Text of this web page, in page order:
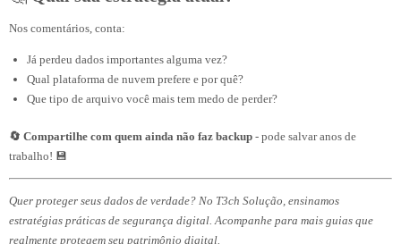
Nos comentários, conta:
Já perdeu dados importantes alguma vez?
Qual plataforma de nuvem prefere e por quê?
Que tipo de arquivo você mais tem medo de perder?
🔄 Compartilhe com quem ainda não faz backup - pode salvar anos de
trabalho! 💾
Quer proteger seus dados de verdade? No T3ch Solução, ensinamos
estratégias práticas de segurança digital. Acompanhe para mais guias que
realmente protegem seu patrimônio digital.